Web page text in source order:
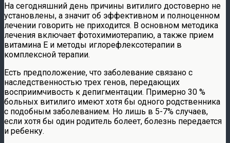
На сегодняшний день причины витилиго достоверно не
установлены, а значит об эффективном и полноценном
лечении говорить не приходится. В основном методика
лечения включает фотохимиотерапию, а также прием
витамина Е и методы иглорефлексотерапии в
комплексной терапии.
Есть предположение, что заболевание связано с
наследственностью трех генов, передающих
восприимчивость к депигментации. Примерно 30 %
больных витилиго имеют хотя бы одного родственника
с подобным заболеванием. Но лишь в 5-7% случаев,
если хотя бы один родитель болеет, болезнь передается
и ребенку.